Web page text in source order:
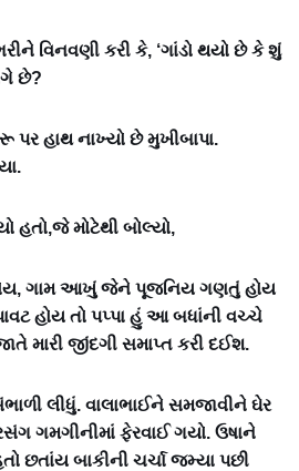
વિનવણી કરી કે, ‘ગાંડો થયો છે કે શું
છે?
હાથ નાખ્યો છે મુખીબાપા.
હતો,જે મોટેથી બોલ્યો,
ગામ આખું જેને પૂજનિય ગણતું હોય
હોય તો પપ્પા હું આ બધાંની વચ્ચે
મારી જીંદગી સમાપ્ત કરી દઈશ.
લીધું. વાલાભાઈને સમજાવીને ઘેર
ગમગીનીમાં ફેરવાઈ ગયો. ઉષાને
છતાંય બાકીની ચર્ચા જમ્યા પછી